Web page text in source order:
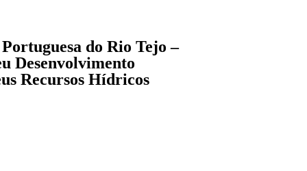
do Rio Tejo –
Desenvolvimento
Recursos Hídricos